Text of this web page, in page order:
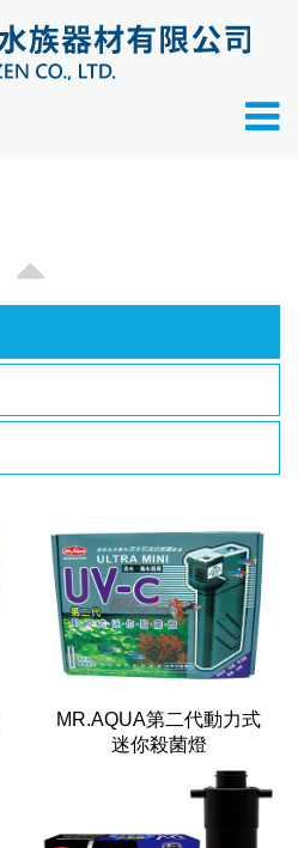
產品目錄
MR.AQUA第二代動力式
迷你殺菌燈